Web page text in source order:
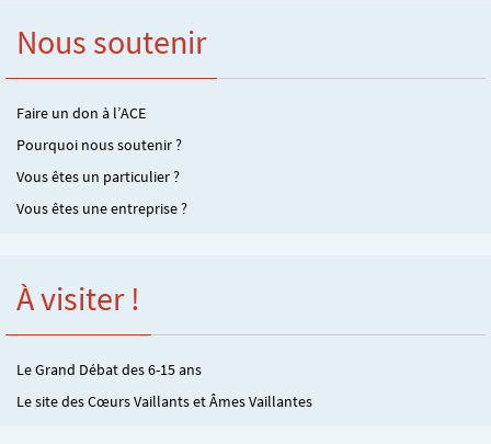
Nous soutenir
Faire un don à l’ACE
Pourquoi nous soutenir ?
Vous êtes un particulier ?
Vous êtes une entreprise ?
À visiter !
Le Grand Débat des 6-15 ans
Le site des Cœurs Vaillants et Âmes Vaillantes